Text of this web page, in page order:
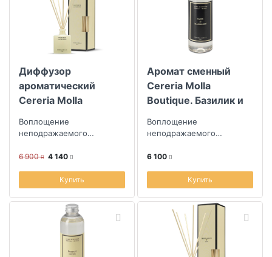
Диффузор
ароматический
Cereria Molla
Провансальская
Воплощение
неподражаемого
из Испании
6 900 4 140
Купить
Аромат сменный
Cereria Molla
Boutique. Базилик и
Воплощение
неподражаемого
из Испании
6 100
Купить